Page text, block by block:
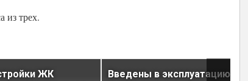
из трех.
ЖК
Введены в эксплуатацию